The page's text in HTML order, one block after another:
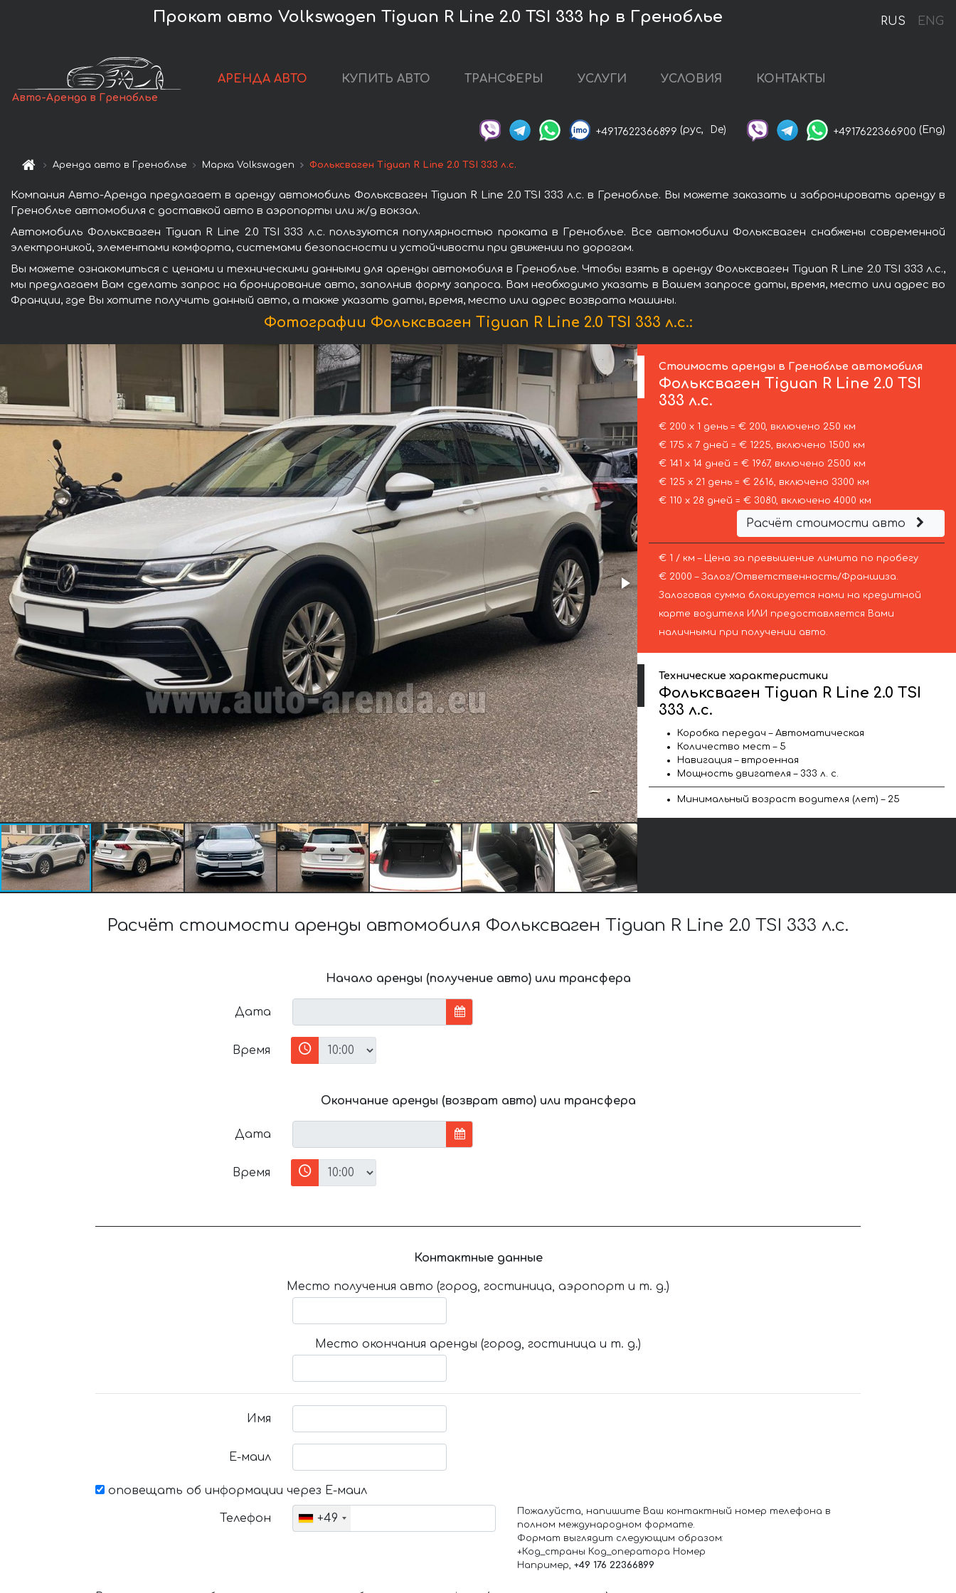
RUS ENG
Прокат авто Volkswagen Tiguan R Line 2.0 TSI 333 hp в Греноблье
Авто-Аренда в Греноблье
АРЕНДА АВТО КУПИТЬ АВТО ТРАНСФЕРЫ УСЛУГИ УСЛОВИЯ КОНТАКТЫ
+4917622366899 (рус, De) +4917622366900 (Eng)
Аренда авто в Греноблье Марка Volkswagen Фольксваген Tiguan R Line 2.0 TSI 333 л.с.
Компания Авто-Аренда предлагает в аренду автомобиль Фольксваген Tiguan R Line 2.0 TSI 333 л.с. в Греноблье. Вы можете заказать и забронировать аренду в
Греноблье автомобиля с доставкой авто в аэропорты или ж/д вокзал.
Автомобиль Фольксваген Tiguan R Line 2.0 TSI 333 л.с. пользуются популярностью проката в Греноблье. Все автомобили Фольксваген снабжены современной
электроникой, элементами комфорта, системами безопасности и устойчивости при движении по дорогам.
Вы можете ознакомиться с ценами и техническими данными для аренды автомобиля в Греноблье. Чтобы взять в аренду Фольксваген Tiguan R Line 2.0 TSI 333 л.с.,
мы предлагаем Вам сделать запрос на бронирование авто, заполнив форму запроса. Вам необходимо указать в Вашем запросе даты, время, место или адрес во
Франции, где Вы хотите получить данный авто, а также указать даты, время, место или адрес возврата машины.
Фотографии Фольксваген Tiguan R Line 2.0 TSI 333 л.с.:
Стоимость аренды в Греноблье автомобиля
Фольксваген Tiguan R Line 2.0 TSI
333 л.с.
€ 200 х 1 день = € 200, включено 250 км
€ 175 х 7 дней = € 1225, включено 1500 км
€ 141 х 14 дней = € 1967, включено 2500 км
€ 125 х 21 день = € 2616, включено 3300 км
€ 110 х 28 дней = € 3080, включено 4000 км
Расчёт стоимости авто
€ 1 / км – Цена за превышение лимита по пробегу
€ 2000 – Залог/Ответственность/Франшиза.
Залоговая сумма блокируется нами на кредитной
карте водителя ИЛИ предоставляется Вами
наличными при получении авто.
Технические характеристики
Фольксваген Tiguan R Line 2.0 TSI
333 л.с.
Коробка передач – Автоматическая
Количество мест – 5
Навигация – втроенная
Мощность двигателя – 333 л. с.
Минимальный возраст водителя (лет) – 25
Расчёт стоимости аренды автомобиля Фольксваген Tiguan R Line 2.0 TSI 333 л.с.
Начало аренды (получение авто) или трансфера
Дата
Время
Окончание аренды (возврат авто) или трансфера
Дата
Время
Контактные данные
Место получения авто (город, гостиница, аэропорт и т. д.)
Место окончания аренды (город, гостиница и т. д.)
Имя
Е-маил
оповещать об информации через Е-маил
Телефон +49
Пожалуйста, напишите Ваш контактный номер телефона в
полном международном формате.
Формат выглядит следующим образом:
+Код_страны Код_оператора Номер
Например, +49 176 22366899